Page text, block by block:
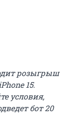
розыгрыш
15.
условия,
бот 20